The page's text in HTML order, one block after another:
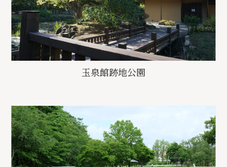
玉泉館跡地公園